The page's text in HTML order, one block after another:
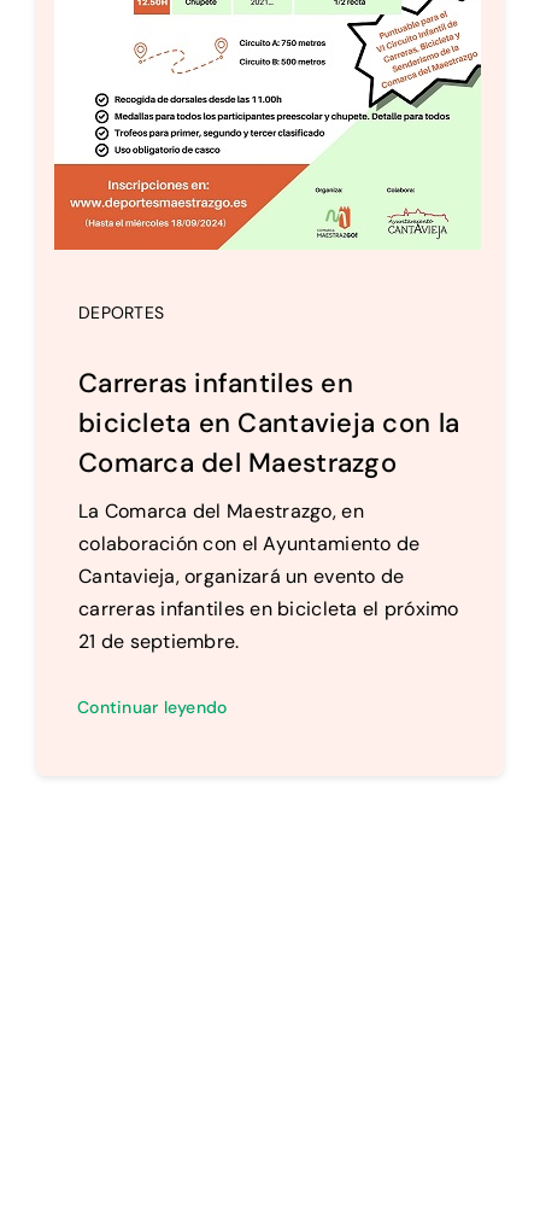
DEPORTES
Carreras infantiles en
bicicleta en Cantavieja con la
Comarca del Maestrazgo
La Comarca del Maestrazgo, en
colaboración con el Ayuntamiento de
Cantavieja, organizará un evento de
carreras infantiles en bicicleta el próximo
21 de septiembre.
Continuar leyendo